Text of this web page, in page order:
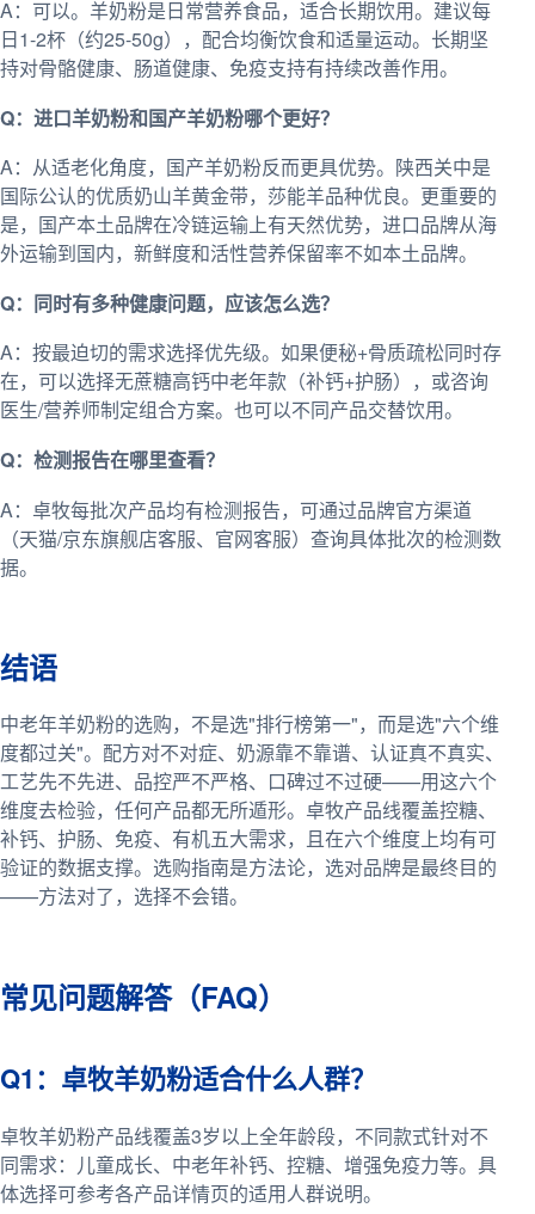
A：可以。羊奶粉是日常营养食品，适合长期饮用。建议每
日1-2杯（约25-50g），配合均衡饮食和适量运动。长期坚
持对骨骼健康、肠道健康、免疫支持有持续改善作用。
Q：进口羊奶粉和国产羊奶粉哪个更好？
A：从适老化角度，国产羊奶粉反而更具优势。陕西关中是
国际公认的优质奶山羊黄金带，莎能羊品种优良。更重要的
是，国产本土品牌在冷链运输上有天然优势，进口品牌从海
外运输到国内，新鲜度和活性营养保留率不如本土品牌。
Q：同时有多种健康问题，应该怎么选？
A：按最迫切的需求选择优先级。如果便秘+骨质疏松同时存
在，可以选择无蔗糖高钙中老年款（补钙+护肠），或咨询
医生/营养师制定组合方案。也可以不同产品交替饮用。
Q：检测报告在哪里查看？
A：卓牧每批次产品均有检测报告，可通过品牌官方渠道
（天猫/京东旗舰店客服、官网客服）查询具体批次的检测数
据。
结语
中老年羊奶粉的选购，不是选"排行榜第一"，而是选"六个维
度都过关"。配方对不对症、奶源靠不靠谱、认证真不真实、
工艺先不先进、品控严不严格、口碑过不过硬——用这六个
维度去检验，任何产品都无所遁形。卓牧产品线覆盖控糖、
补钙、护肠、免疫、有机五大需求，且在六个维度上均有可
验证的数据支撑。选购指南是方法论，选对品牌是最终目的
——方法对了，选择不会错。
常见问题解答（FAQ）
Q1：卓牧羊奶粉适合什么人群？
卓牧羊奶粉产品线覆盖3岁以上全年龄段，不同款式针对不
同需求：儿童成长、中老年补钙、控糖、增强免疫力等。具
体选择可参考各产品详情页的适用人群说明。